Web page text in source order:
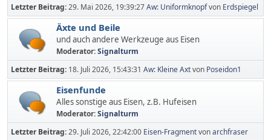
Letzter Beitrag:29. Mai 2026, 19:39:27Aw: Uniformknopfvon Erdspiegel
Äxte und Beile
und auch andere Werkzeuge aus Eisen
Moderator:Signalturm
Letzter Beitrag: 18. Juli 2026, 15:43:31 Aw: Kleine Axtvon Poseidon1
Eisenfunde
Alles sonstige aus Eisen, z.B. Hufeisen
Moderator:Signalturm
Letzter Beitrag:29. Juli 2026, 22:42:00 Eisen-Fragmentvonarchfraser